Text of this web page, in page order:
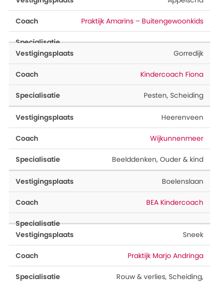
Praktijk Amarins – Buitengewoonkids
Gorredijk
Kindercoach Fiona
Pesten, Scheiding
Heerenveen
Wijkunnenmeer
Beelddenken, Ouder & kind
Boelenslaan
BEA Kindercoach
Sneek
Praktijk Marjo Andringa
Rouw & verlies, Scheiding,